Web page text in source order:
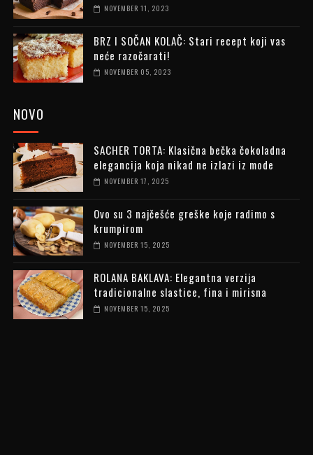
NOVEMBER 11, 2023
BRZ I SOČAN KOLAČ: Stari recept koji vas
neće razočarati!
NOVEMBER 05, 2023
NOVO
SACHER TORTA: Klasična bečka čokoladna
elegancija koja nikad ne izlazi iz mode
NOVEMBER 17, 2025
Ovo su 3 najčešće greške koje radimo s
krumpirom
NOVEMBER 15, 2025
ROLANA BAKLAVA: Elegantna verzija
tradicionalne slastice, fina i mirisna
NOVEMBER 15, 2025